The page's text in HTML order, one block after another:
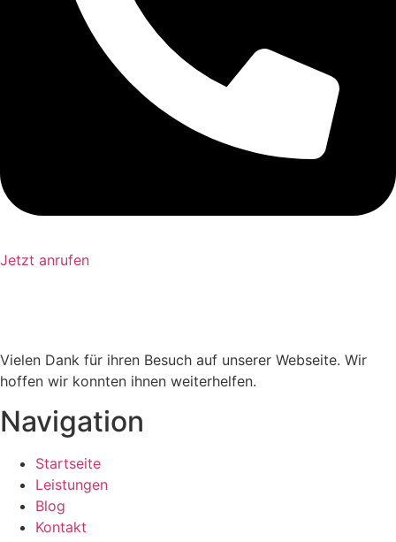
Jetzt anrufen
Vielen Dank für ihren Besuch auf unserer Webseite. Wir
hoffen wir konnten ihnen weiterhelfen.
Navigation
Startseite
Leistungen
Blog
Kontakt